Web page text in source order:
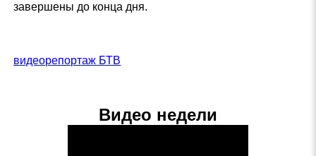
завершены до конца дня.
видеорепортаж БТВ
Видео недели